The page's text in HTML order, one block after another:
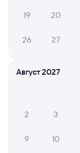
19 405 рублей.
Способы оплаты
Отели Адлера
Илимского
19 20
26 27
Август 2027
2 3
9 10